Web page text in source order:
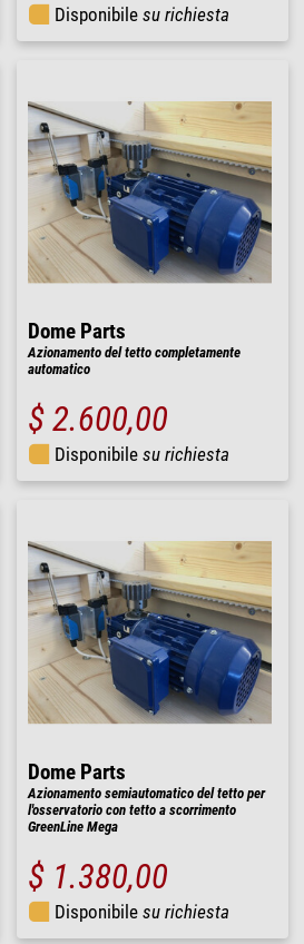
Disponibile su richiesta
Dome Parts
Azionamento del tetto completamente
automatico
$ 2.600,00
Disponibile su richiesta
Dome Parts
Azionamento semiautomatico del tetto per
l'osservatorio con tetto a scorrimento
GreenLine Mega
$ 1.380,00
Disponibile su richiesta